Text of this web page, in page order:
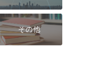
その他